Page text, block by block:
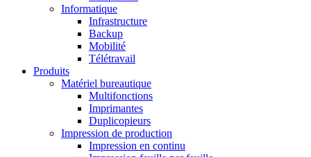
Informatique
Infrastructure
Backup
Mobilité
Télétravail
Produits
Matériel bureautique
Multifonctions
Imprimantes
Duplicopieurs
Impression de production
Impression en continu